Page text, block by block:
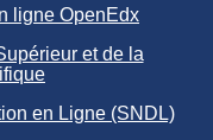
ligne OpenEdx
et de la
en Ligne (SNDL)